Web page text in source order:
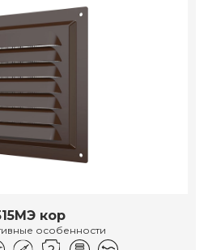
кор
особенности